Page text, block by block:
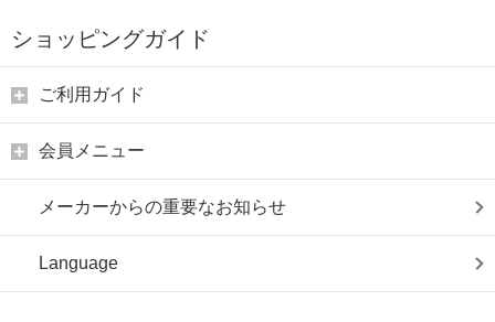
ショッピングガイド
ご利用ガイド
会員メニュー
メーカーからの重要なお知らせ
Language